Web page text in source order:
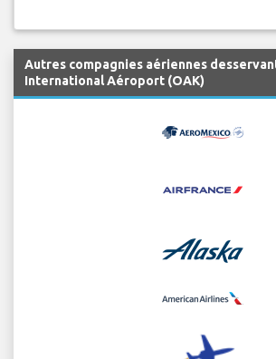
Autres compagnies aériennes
International Aéroport (OAK)